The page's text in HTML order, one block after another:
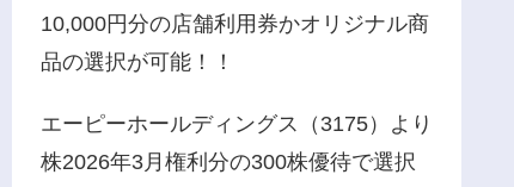
10,000円分の店舗利用券かオリジナル商
品の選択が可能！！
エーピーホールディングス（3175）より
株2026年3月権利分の300株優待で選択